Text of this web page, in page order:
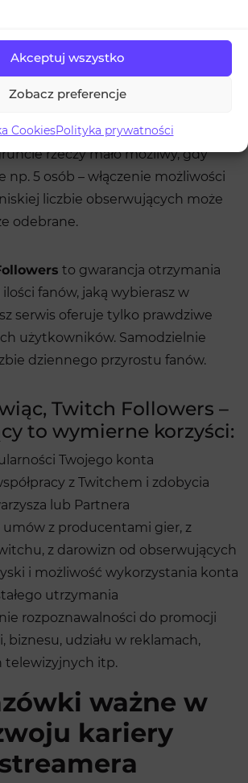
Akceptuj wszystko
Zobacz preferencje
CookiesPolityka prywatności
z Tobą współpracować.
jest też w praktyce
na darowiznach
sposobów nazarabianie na
rzeczy mało możliwy, gdy
np. 5 osób – włączenie możliwości
liczbie obserwujących może
odebrane.
to gwarancja otrzymania
fanów, jaką wybierasz w
serwis oferuje tylko prawdziwe
użytkowników. Samodzielnie
dziennego przyrostu fanów.
Twitch Followers –
to wymierne korzyści:
Twojego konta
z Twitchem i zdobycia
lub Partnera
umów z producentami gier, z
z darowizn od obserwujących
i możliwość wykorzystania konta
utrzymania
rozpoznawalności do promocji
biznesu, udziału w reklamach,
telewizyjnych itp.
ważne w
kariery
streamera